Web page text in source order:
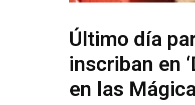
Último día
inscriban en
en las